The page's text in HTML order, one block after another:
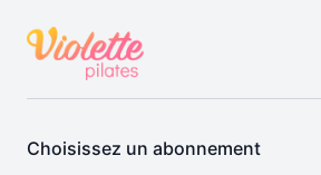
Choisissez un abonnement